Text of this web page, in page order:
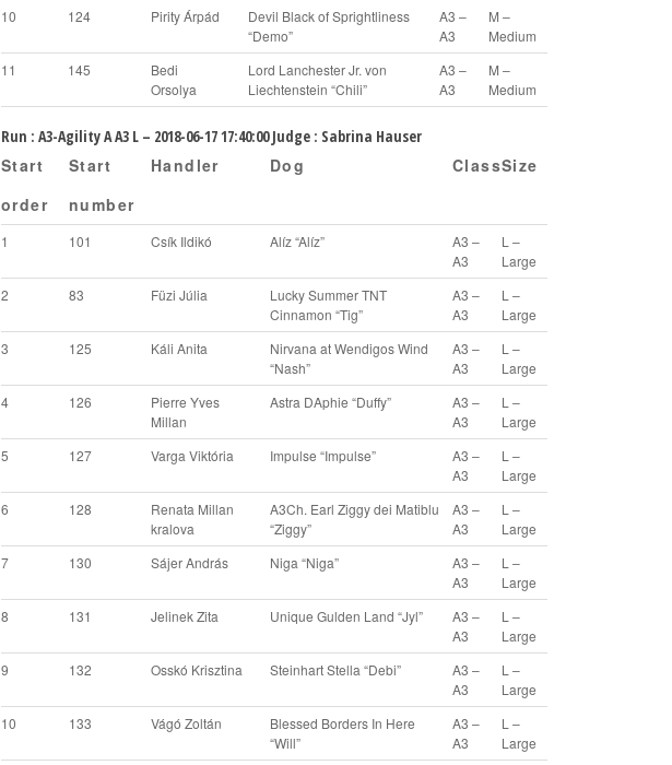
10
124 Pirity Árpád
Devil Black of Sprightliness
“Demo”
A3 –
A3
M –
Medium
11
145
Bedi
Orsolya
Lord Lanchester Jr. von
Liechtenstein “Chili”
A3 –
A3
M –
Medium
Run : A3-Agility A A3 L – 2018-06-17 17:40:00 Judge : Sabrina Hauser
Start
order
Start
number
Handler Dog ClassSize
1 101 Csík Ildikó Alíz “Alíz”
A3 –
A3
L –
Large
2
83 Füzi Júlia
Lucky Summer TNT
Cinnamon “Tig”
A3 –
A3
L –
Large
3
125 Káli Anita
Nirvana at Wendigos Wind
“Nash”
A3 –
A3
L –
Large
4
126
Pierre Yves
Millan
Astra DAphie “Duffy”
A3 –
A3
L –
Large
5
127 Varga Viktória Impulse “Impulse”
A3 –
A3
L –
Large
6
128
Renata Millan
kralova
A3Ch. Earl Ziggy dei Matiblu
“Ziggy”
A3 –
A3
L –
Large
7
130 Sájer András Niga “Niga”
A3 –
A3
L –
Large
8
131 Jelinek Zita Unique Gulden Land “Jyl”
A3 –
A3
L –
Large
9
132 Osskó Krisztina Steinhart Stella “Debi”
A3 –
A3
L –
Large
10
133 Vágó Zoltán
Blessed Borders In Here
“Will”
A3 –
A3
L –
Large